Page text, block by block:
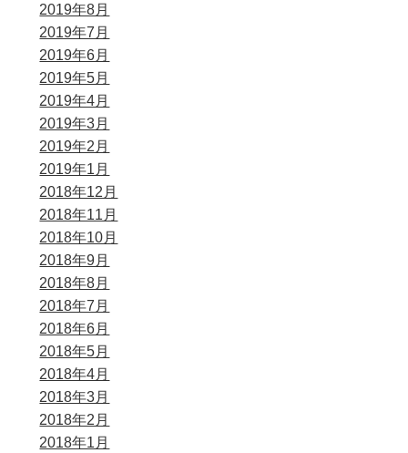
2019年8月
2019年7月
2019年6月
2019年5月
2019年4月
2019年3月
2019年2月
2019年1月
2018年12月
2018年11月
2018年10月
2018年9月
2018年8月
2018年7月
2018年6月
2018年5月
2018年4月
2018年3月
2018年2月
2018年1月